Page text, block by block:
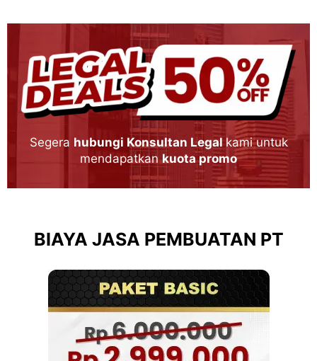
Segera hubungi Konsultan Legal kami untuk
mendapatkankuota promo
BIAYA JASA PEMBUATAN PT